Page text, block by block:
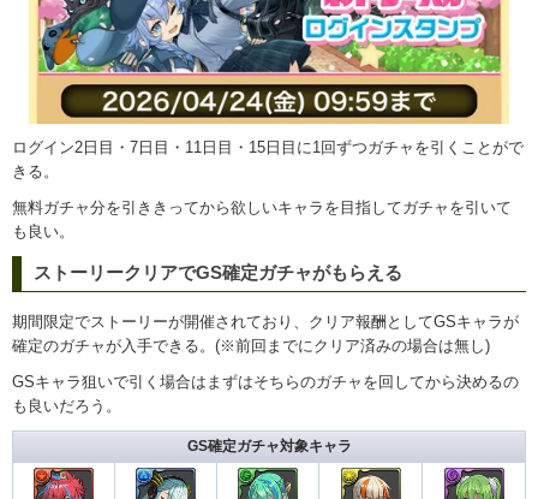
ログイン2日目・7日目・11日目・15日目に1回ずつガチャを引くことがで
きる。
無料ガチャ分を引ききってから欲しいキャラを目指してガチャを引いて
も良い。
ストーリークリアでGS確定ガチャがもらえる
期間限定でストーリーが開催されており、クリア報酬としてGSキャラが
確定のガチャが入手できる。(※前回までにクリア済みの場合は無し)
GSキャラ狙いで引く場合はまずはそちらのガチャを回してから決めるの
も良いだろう。
GS確定ガチャ対象キャラ